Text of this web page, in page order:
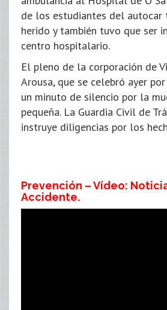
de los estudiantes del autocar
herido y también tuvo que ser
centro hospitalario.
El pleno de la corporación de
Arousa, que se celebró ayer
un minuto de silencio por la
pequeña. La Guardia Civil de
instruye diligencias por los
Prevención – Vídeo:
Accidente.